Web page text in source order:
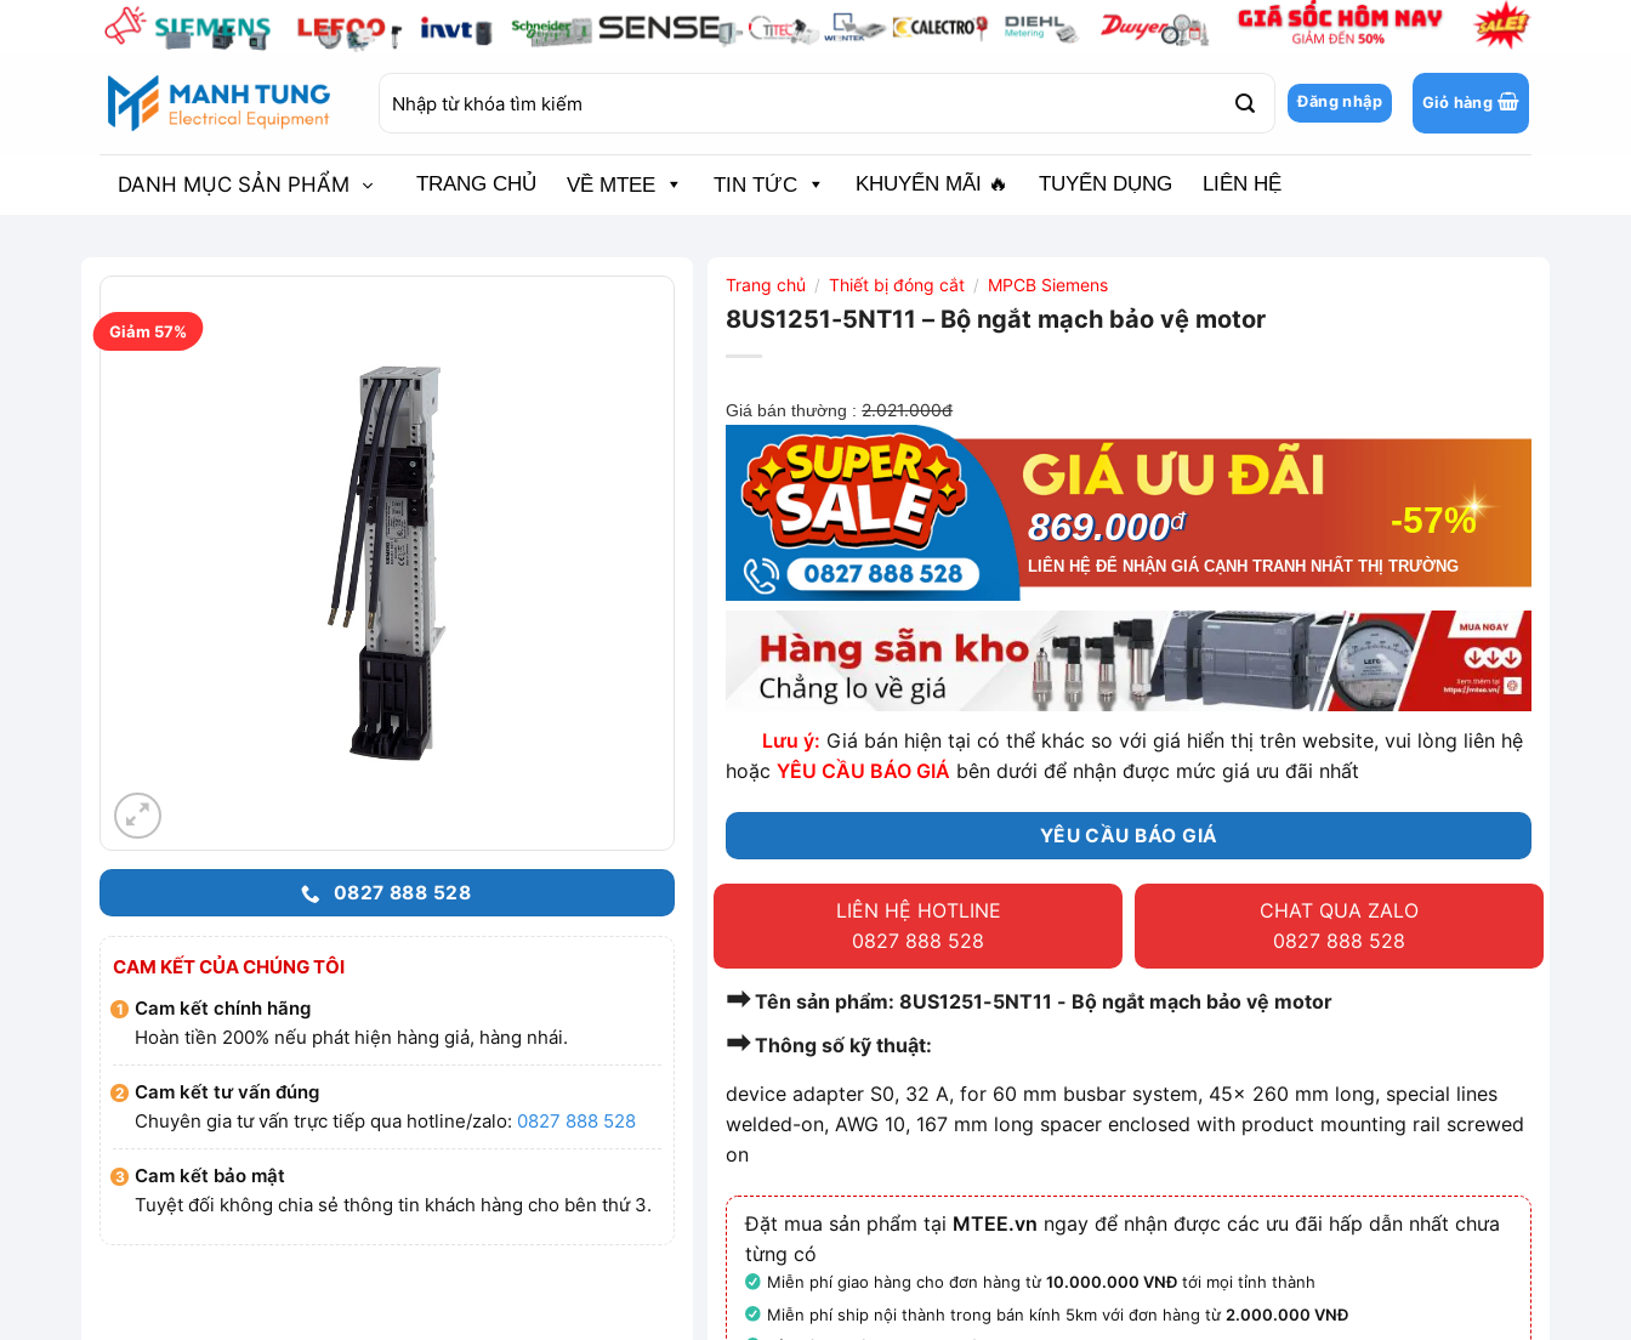
kiếm:
Đăng nhập Giỏ hàng
DANH MỤC SẢN PHẨM TRANG CHỦ VỀ MTEE TIN TỨC KHUYẾN MÃI 🔥 TUYỂN DỤNG LIÊN HỆ
Giảm 57%
0827 888 528
CAM KẾT CỦA CHÚNG TÔI
Cam kết chính hãng
Hoàn tiền 200% nếu phát hiện hàng giả, hàng nhái.
Cam kết tư vấn đúng
Chuyên gia tư vấn trực tiếp qua hotline/zalo: 0827 888 528
Cam kết bảo mật
Tuyệt đối không chia sẻ thông tin khách hàng cho bên thứ 3.
Trang chủ / Thiết bị đóng cắt / MPCB Siemens
8US1251-5NT11 – Bộ ngắt mạch bảo vệ motor
Giá bán thường :2.021.000đ
-57%
869.000đ
LIÊN HỆ ĐỂ NHẬN GIÁ CẠNH TRANH NHẤT THỊ TRƯỜNG
Lưu ý: Giá bán hiện tại có thể khác so với giá hiển thị trên website, vui lòng liên hệ
hoặcYÊU CẦU BÁO GIÁ bên dưới để nhận được mức giá ưu đãi nhất
YÊU CẦU BÁO GIÁ
LIÊN HỆ HOTLINE
0827 888 528
CHAT QUA ZALO
0827 888 528
➡Tên sản phẩm: 8US1251-5NT11 - Bộ ngắt mạch bảo vệ motor
➡Thông số kỹ thuật:
device adapter S0, 32 A, for 60 mm busbar system, 45x 260 mm long, special lines
welded-on, AWG 10, 167 mm long spacer enclosed with product mounting rail screwed
on
Đặt mua sản phẩm tại MTEE.vn ngay để nhận được các ưu đãi hấp dẫn nhất chưa
từng có
Miễn phí giao hàng cho đơn hàng từ10.000.000 VNĐ tới mọi tỉnh thành
Miễn phí ship nội thành trong bán kính 5km với đơn hàng từ 2.000.000 VNĐ